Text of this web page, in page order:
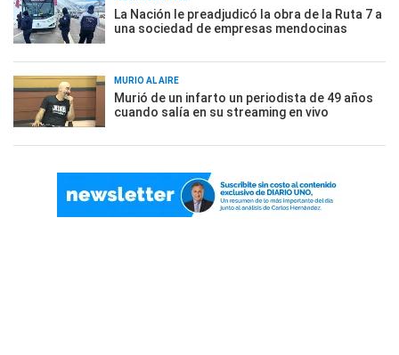
La Nación le preadjudicó la obra de la Ruta 7 a
una sociedad de empresas mendocinas
MURIÓ AL AIRE
Murió de un infarto un periodista de 49 años
cuando salía en su streaming en vivo